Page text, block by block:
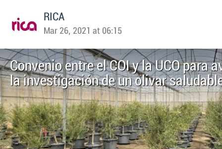
RICA
Mar 26, 2021 at 06:15
Convenio entre el COI y la UCO para
la investigación de un olivar